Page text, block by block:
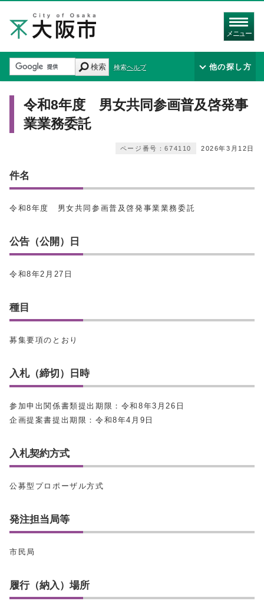
メニュー
検索 検索ヘルプ 他の探し方
令和8年度 男女共同参画普及啓発事
業業務委託
2026年3月12日
ページ番号：674110
件名
令和8年度 男女共同参画普及啓発事業業務委託
公告（公開）日
令和8年2月27日
種目
募集要項のとおり
入札（締切）日時
参加申出関係書類提出期限：令和8年3月26日
企画提案書提出期限：令和8年4月9日
入札契約方式
公募型プロポーザル方式
発注担当局等
市民局
履行（納入）場所